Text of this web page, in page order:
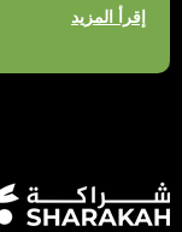
إقرأ المزيد